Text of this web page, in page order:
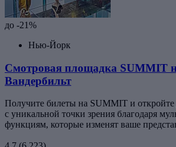
до -21%
Нью-Йорк
Смотровая площадка SUMMIT
Вандербильт
Получите билеты на SUMMIT и откройте
с уникальной точки зрения благодаря
функциям, которые изменят ваше